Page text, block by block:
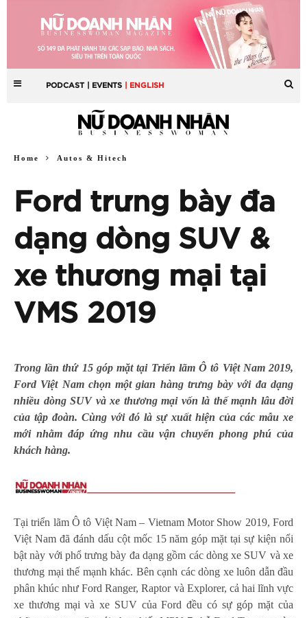
PODCAST | EVENTS | ENGLISH
Home Autos & Hitech
Ford trưng bày đa
dạng dòng SUV &
xe thương mại tại
VMS 2019
Trong lần thứ 15 góp mặt tại Triển lãm Ô tô Việt Nam 2019,
Ford Việt Nam chọnmột gian hàng trưng bày với đa dạng
nhiều dòng SUV và xe thương mại vốn là thế mạnh lâu đời
của tập đoàn. Cùng với đó là sự xuất hiện của các mẫu xe
mới nhằm đáp ứng nhu cầu vận chuyển phong phú của
khách hàng.
Tại triển lãm Ô tô Việt Nam – Vietnam Motor Show 2019, Ford
Việt Nam đã đánh dấu cột mốc 15 năm góp mặt tại sự kiện nổi
bật này với phổ trưng bày đa dạng gồm các dòng xe SUV và xe
thương mại thế mạnh khác. Bên cạnh các dòng xe luôn dẫn đầu
phân khúc như Ford Ranger, Raptor và Explorer, cả hai lĩnh vực
xe thương mại và xe SUV của Ford đều có sự góp mặt của